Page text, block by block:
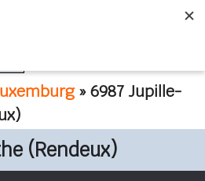
» 6987 Jupille-
(Rendeux)